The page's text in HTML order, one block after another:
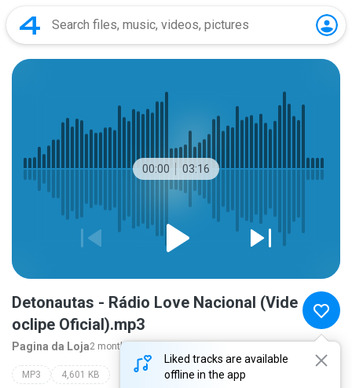
00:00 03:16
Liked tracks are available
offline in the app
Detonautas - Rádio Love Nacional (Vide
oclipe Oficial).mp3
Pagina da Loja2 months ago
MP3 4,601 KB